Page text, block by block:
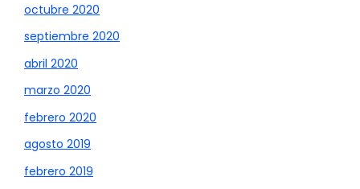
octubre 2020
septiembre 2020
abril 2020
marzo 2020
febrero 2020
agosto 2019
febrero 2019